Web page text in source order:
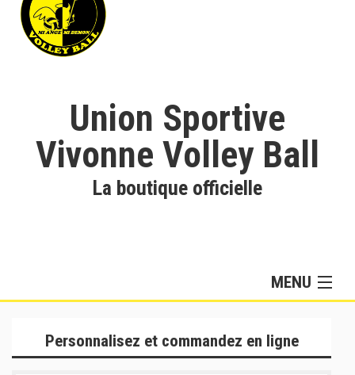
Union Sportive
Vivonne Volley Ball
La boutique officielle
MENU
Collection Femmes
Personnalisez et commandez en ligne